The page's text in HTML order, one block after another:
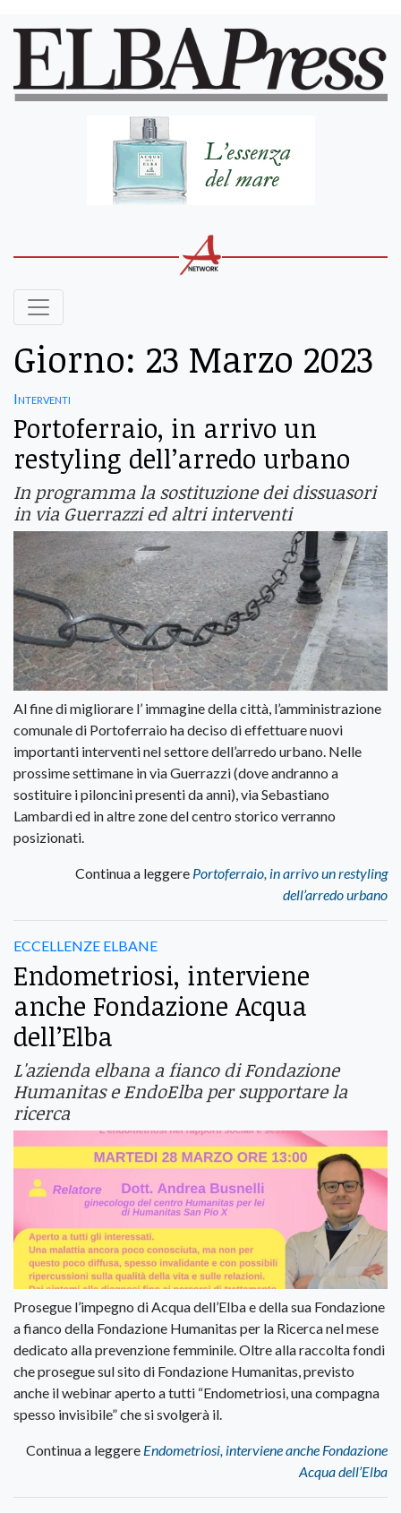
Giorno: 23 Marzo 2023
Interventi
Portoferraio, in arrivo un
restyling dell’arredo urbano
In programma la sostituzione dei dissuasori
in via Guerrazzi ed altri interventi
Al fine di migliorare l’ immagine della città, l’amministrazione
comunale di Portoferraio ha deciso di effettuare nuovi
importanti interventi nel settore dell’arredo urbano. Nelle
prossime settimane in via Guerrazzi (dove andranno a
sostituire i piloncini presenti da anni), via Sebastiano
Lambardi ed in altre zone del centro storico verranno
posizionati.
Continua a leggere Portoferraio, in arrivo un restyling
dell’arredo urbano
ECCELLENZE ELBANE
Endometriosi, interviene
anche Fondazione Acqua
dell’Elba
L'azienda elbana a fianco di Fondazione
Humanitas e EndoElba per supportare la
ricerca
Prosegue l’impegno di Acqua dell’Elba e della sua Fondazione
a fianco della Fondazione Humanitas per la Ricerca nel mese
dedicato alla prevenzione femminile. Oltre alla raccolta fondi
che prosegue sul sito di Fondazione Humanitas, previsto
anche il webinar aperto a tutti “Endometriosi, una compagna
spesso invisibile” che si svolgerà il.
Continua a leggere Endometriosi, interviene anche Fondazione
Acqua dell’Elba